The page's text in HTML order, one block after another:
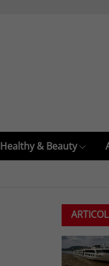
Healthy & Beauty